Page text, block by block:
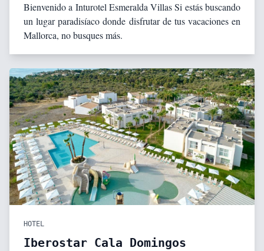
Bienvenido a Inturotel Esmeralda Villas Si estás buscando
un lugar paradisíaco donde disfrutar de tus vacaciones en
Mallorca, no busques más.
HOTEL
Iberostar Cala Domingos